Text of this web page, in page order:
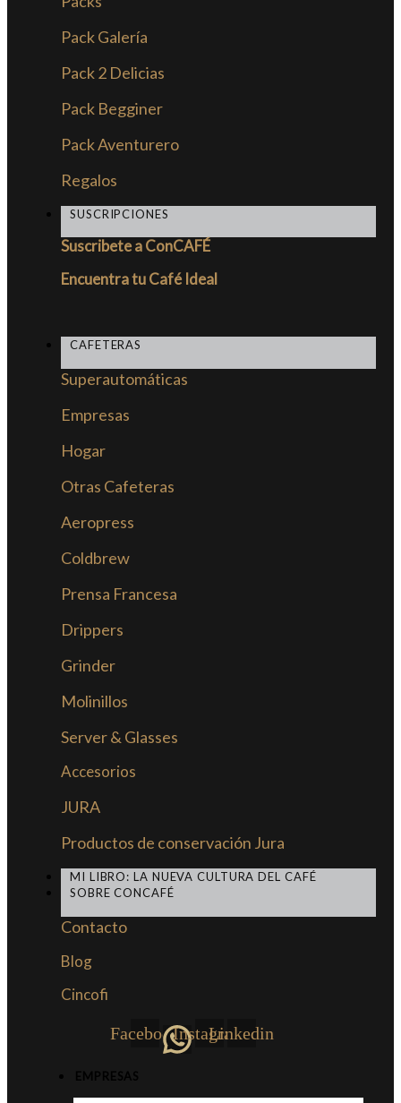
Pack Galería
Pack 2 Delicias
Pack Begginer
Pack Aventurero
Regalos
SUSCRIPCIONES
Suscribete a ConCAFÉ
Encuentra tu Café Ideal
CAFETERAS
Superautomáticas
Empresas
Hogar
Otras Cafeteras
Aeropress
Coldbrew
Prensa Francesa
Drippers
Grinder
Molinillos
Server & Glasses
Accesorios
JURA
Productos de conservación Jura
MI LIBRO: LA NUEVA CULTURA DEL CAFÉ
SOBRE CONCAFÉ
Contacto
Blog
Cincofi
FacebookInstagram
Linkedin